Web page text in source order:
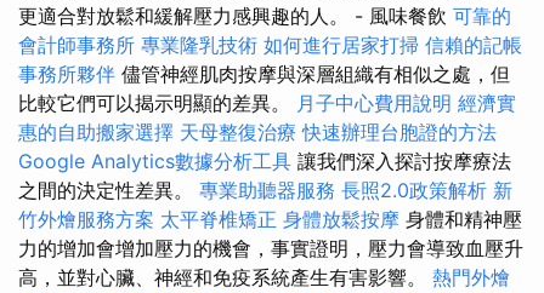
更適合對放鬆和緩解壓力感興趣的人。 - 風味餐飲 可靠的
會計師事務所 專業隆乳技術 如何進行居家打掃 信賴的記帳
事務所夥伴 儘管神經肌肉按摩與深層組織有相似之處，但
比較它們可以揭示明顯的差異。 月子中心費用說明 經濟實
惠的自助搬家選擇 天母整復治療 快速辦理台胞證的方法
Google Analytics數據分析工具 讓我們深入探討按摩療法
之間的決定性差異。 專業助聽器服務 長照2.0政策解析 新
竹外燴服務方案 太平脊椎矯正 身體放鬆按摩 身體和精神壓
力的增加會增加壓力的機會，事實證明，壓力會導致血壓升
高，並對心臟、神經和免疫系統產生有害影響。 熱門外燴